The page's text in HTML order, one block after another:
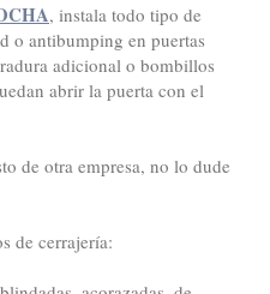
, instala todo tipo de
o antibumping en puertas
adicional o bombillos
abrir la puerta con el
de otra empresa, no lo dude
de cerrajería: